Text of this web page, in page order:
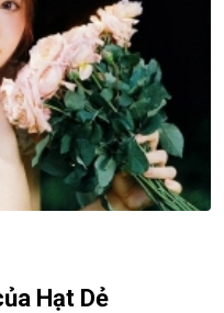
Hạt Dẻ